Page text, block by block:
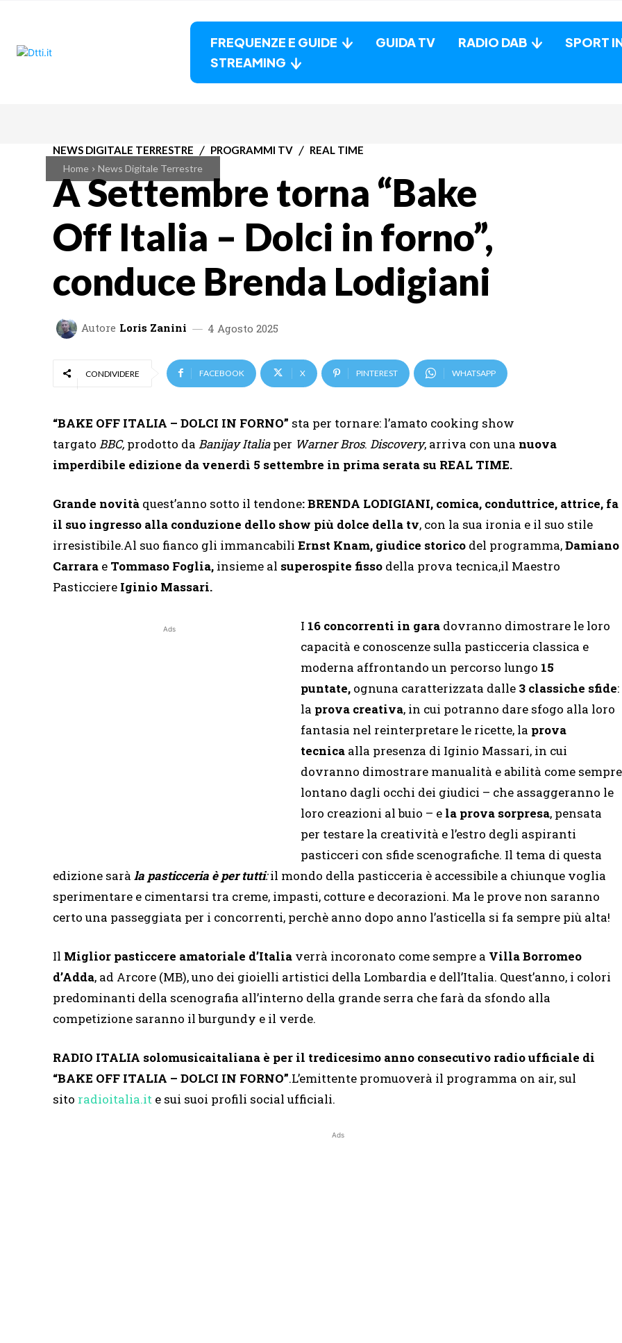
FREQUENZE E GUIDE GUIDA TV RADIO DAB SPORT
STREAMING
Home News Digitale Terrestre
NEWS DIGITALE TERRESTRE PROGRAMMI TV REAL TIME
A Settembre torna “Bake
Off Italia – Dolci in forno”,
conduce Brenda Lodigiani
Autore Loris Zanini 4 Agosto 2025
CONDIVIDERE FACEBOOK X PINTEREST WHATSAPP
“BAKE OFF ITALIA – DOLCI IN FORNO” sta per tornare: l’amato cooking show
targato BBC, prodotto da Banijay Italiaper Warner Bros. Discovery, arriva con una nuova
imperdibile edizione da venerdì 5 settembre in prima serata su REAL TIME.
Grande novità quest’anno sotto il tendone: BRENDA LODIGIANI, comica, conduttrice, attrice, fa
il suo ingresso alla conduzione dello show più dolce della tv, con la sua ironia e il suo stile
irresistibile.Al suo fianco gli immancabili Ernst Knam, giudice storico del programma,Damiano
Carrara e Tommaso Foglia, insieme al superospite fisso della prova tecnica,il Maestro
Pasticciere Iginio Massari.
Ads I 16 concorrenti in gara dovranno dimostrare le loro
capacità e conoscenze sulla pasticceria classica e
moderna affrontando un percorso lungo 15
puntate, ognuna caratterizzata dalle 3 classiche sfide:
la prova creativa, in cui potranno dare sfogo alla loro
fantasia nel reinterpretare le ricette, la prova
tecnica alla presenza di Iginio Massari, in cui
dovranno dimostrare manualità e abilità come sempre
lontano dagli occhi dei giudici – che assaggeranno le
loro creazioni al buio – e la prova sorpresa, pensata
per testare la creatività e l’estro degli aspiranti
pasticceri con sfide scenografiche. Il tema di questa
edizione sarà la pasticceria è per tutti:il mondo della pasticceria è accessibile a chiunque voglia
sperimentare e cimentarsi tra creme, impasti, cotture e decorazioni. Ma le prove non saranno
certo una passeggiata per i concorrenti, perchè anno dopo anno l’asticella si fa sempre più alta!
Il Miglior pasticcere amatoriale d’Italia verrà incoronato come sempre a Villa Borromeo
d’Adda, ad Arcore (MB), uno dei gioielli artistici della Lombardia e dell’Italia. Quest’anno, i colori
predominanti della scenografia all’interno della grande serra che farà da sfondo alla
competizione saranno il burgundy e il verde.
RADIO ITALIA solomusicaitaliana è per il tredicesimo anno consecutivo radio ufficiale di
“BAKE OFF ITALIA – DOLCI IN FORNO”.L’emittente promuoverà il programma on air, sul
sito radioitalia.it e sui suoi profili social ufficiali.
Ads